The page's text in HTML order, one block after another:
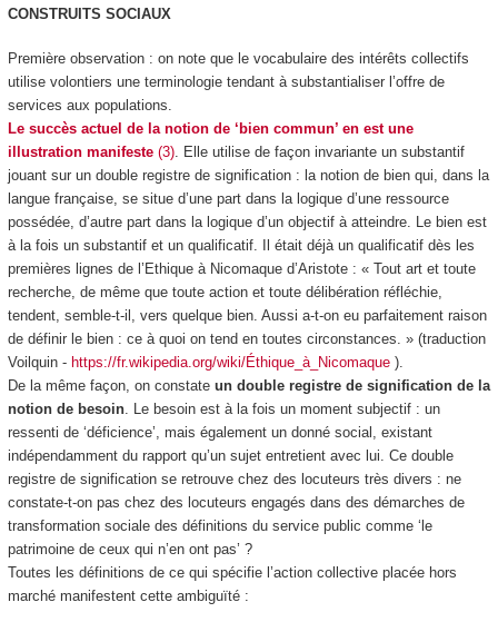
CONSTRUITS SOCIAUX
Première observation : on note que le vocabulaire des intérêts collectifs
utilise volontiers une terminologie tendant à substantialiser l’offre de
services aux populations.
Le succès actuel de la notion de ‘bien commun’ en est une
illustration manifeste (3). Elle utilise de façon invariante un substantif
jouant sur un double registre de signification : la notion de bienqui, dans la
langue française, se situe d’une part dans la logique d’une ressource
possédée, d’autre part dans la logique d’un objectif à atteindre. Le bien est
à la fois un substantif et un qualificatif. Il était déjà un qualificatif dès les
premières lignes de l’Ethique à Nicomaque d’Aristote : « Tout art et toute
recherche, de même que toute action et toute délibération réfléchie,
tendent, semble-t-il, vers quelque bien. Aussi a-t-on eu parfaitement raison
de définir le bien : ce à quoi on tend en toutes circonstances. » (traduction
Voilquin - https://fr.wikipedia.org/wiki/Éthique_à_Nicomaque).
De la même façon, on constate un double registre de signification de la
notion de besoin. Le besoin est à la fois un momentsubjectif: un
ressenti de ‘déficience’, mais également un donnésocial, existant
indépendamment du rapport qu’un sujet entretient avec lui. Ce double
registre de signification se retrouve chez des locuteurs très divers : ne
constate-t-on pas chez des locuteurs engagés dans des démarches de
transformation sociale des définitions du service public comme ‘le
patrimoine de ceux qui n’en ont pas’ ?
Toutes les définitions de ce qui spécifie l’action collective placée hors
marché manifestent cette ambiguïté :